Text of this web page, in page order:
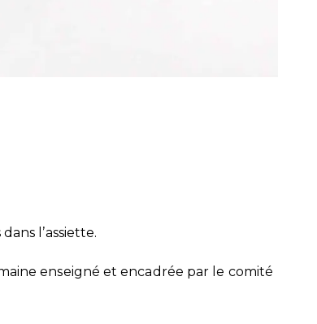
l’assiette.
enseigné et encadrée par le comité